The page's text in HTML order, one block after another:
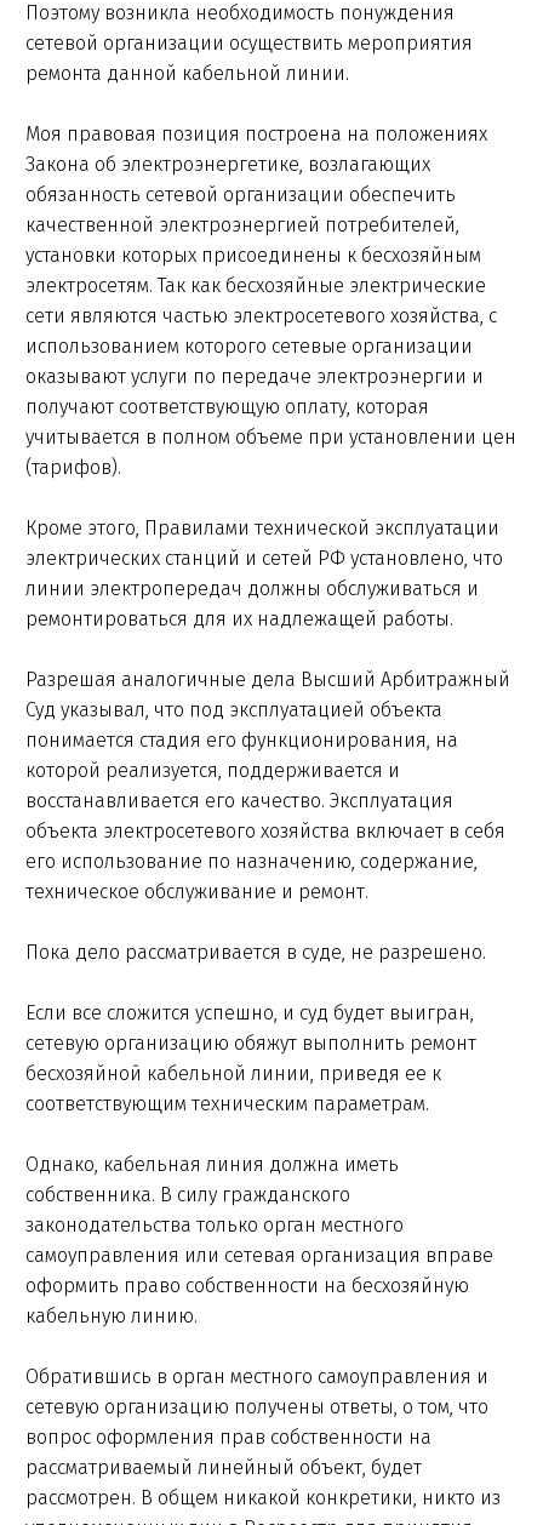
Поэтому возникла необходимость понуждения
сетевой организации осуществить мероприятия
ремонта данной кабельной линии.
Моя правовая позиция построена на положениях
Закона об электроэнергетике, возлагающих
обязанность сетевой организации обеспечить
качественной электроэнергией потребителей,
установки которых присоединены к бесхозяйным
электросетям. Так как бесхозяйные электрические
сети являются частью электросетевого хозяйства, с
использованием которого сетевые организации
оказывают услуги по передаче электроэнергии и
получают соответствующую оплату, которая
учитывается в полном объеме при установлении цен
(тарифов).
Кроме этого, Правилами технической эксплуатации
электрических станций и сетей РФ установлено, что
линии электропередач должны обслуживаться и
ремонтироваться для их надлежащей работы.
Разрешая аналогичные дела Высший Арбитражный
Суд указывал, что под эксплуатацией объекта
понимается стадия его функционирования, на
которой реализуется, поддерживается и
восстанавливается его качество. Эксплуатация
объекта электросетевого хозяйства включает в себя
его использование по назначению, содержание,
техническое обслуживание и ремонт.
Пока дело рассматривается в суде, не разрешено.
Если все сложится успешно, и суд будет выигран,
сетевую организацию обяжут выполнить ремонт
бесхозяйной кабельной линии, приведя ее к
соответствующим техническим параметрам.
Однако, кабельная линия должна иметь
собственника. В силу гражданского
законодательства только орган местного
самоуправления или сетевая организация вправе
оформить право собственности на бесхозяйную
кабельную линию.
Обратившись в орган местного самоуправления и
сетевую организацию получены ответы, о том, что
вопрос оформления прав собственности на
рассматриваемый линейный объект, будет
рассмотрен. В общем никакой конкретики, никто из